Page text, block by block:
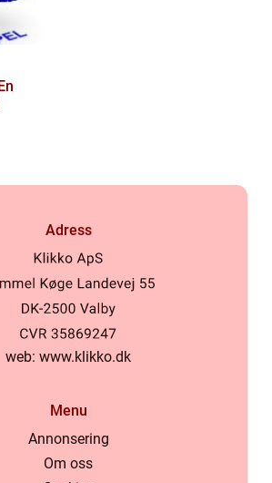
Adress
web: www.klikko.dk
Menu
Annonsering
Om oss